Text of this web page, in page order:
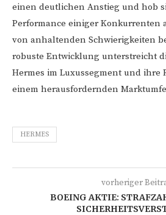
einen deutlichen Anstieg und hob
Performance einiger Konkurrenten
von anhaltenden Schwierigkeiten
robuste Entwicklung unterstreicht
Hermes im Luxussegment und ihre
einem herausfordernden
HERMES
vorheriger
BOEING AKTIE: